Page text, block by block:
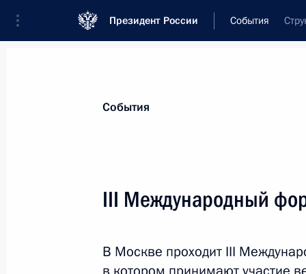
Президент России События
Новости
Послания Федеральному Собранию
Совещания, заседания, рабочие встречи
События
III Международный
В Москве проходит III